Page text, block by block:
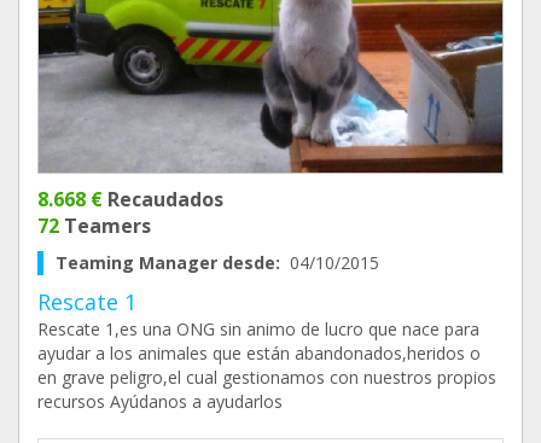
8.668 € Recaudados
72 Teamers
Teaming Manager desde: 04/10/2015
Rescate 1
Rescate 1,es una ONG sin animo de lucro que nace para
ayudar a los animales que están abandonados,heridos o
en grave peligro,el cual gestionamos con nuestros propios
recursos Ayúdanos a ayudarlos